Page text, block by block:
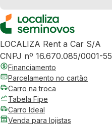
LOCALIZA Rent a Car S/A
CNPJ nº 16.670.085/0001-55
Financiamento
Parcelamento no cartão
Carro na troca
Tabela Fipe
Carro Ideal
Venda para lojistas